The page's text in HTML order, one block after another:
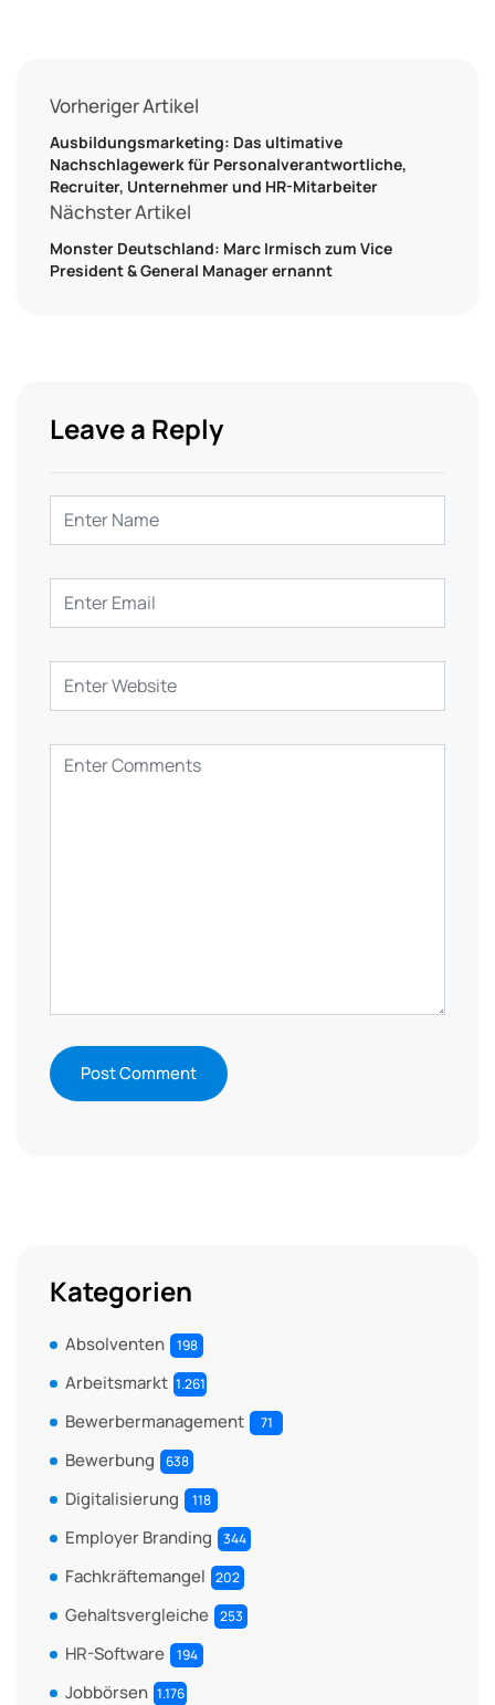
Vorheriger Artikel
Ausbildungsmarketing: Das ultimative
Nachschlagewerk für Personalverantwortliche,
Recruiter, Unternehmer und HR-Mitarbeiter
Nächster Artikel
Monster Deutschland: Marc Irmisch zum Vice
President & General Manager ernannt
Leave a Reply
Kategorien
Absolventen 198
Arbeitsmarkt 1.261
Bewerbermanagement 71
Bewerbung 638
Digitalisierung 118
Employer Branding 344
Fachkräftemangel 202
Gehaltsvergleiche 253
HR-Software 194
Jobbörsen 1.176